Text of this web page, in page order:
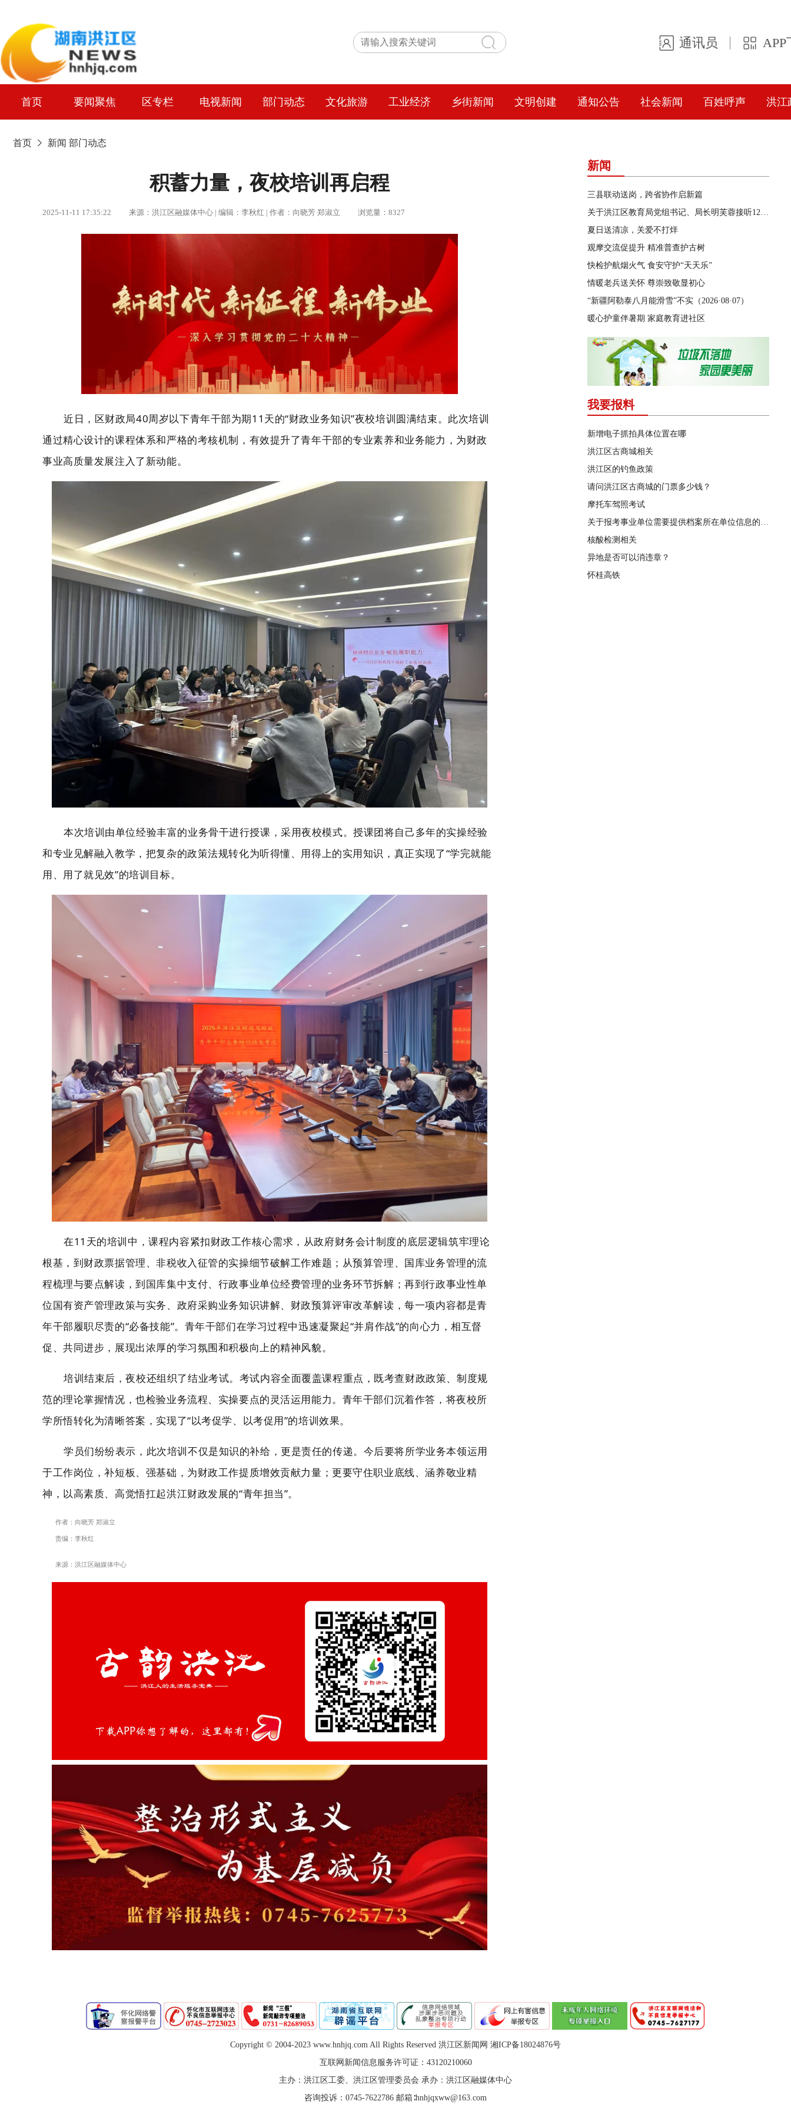
通讯员 APP
首页 要闻聚焦 区专栏 电视新闻 部门动态 文化旅游 工业经济 乡街新闻 文明创建 通知公告 社会新闻 百姓呼声 洪江
首页 新闻 部门动态
积蓄力量，夜校培训再启程
2025-11-11 17:35:22 来源：洪江区融媒体中心 | 编辑：李秋红 | 作者：向晓芳 郑淑立 浏览量：8327
近日，区财政局40周岁以下青年干部为期11天的“财政业务知识”夜校培训圆满结束。此次培训
通过精心设计的课程体系和严格的考核机制，有效提升了青年干部的专业素养和业务能力，为财政
事业高质量发展注入了新动能。
本次培训由单位经验丰富的业务骨干进行授课，采用夜校模式。授课团将自己多年的实操经验
和专业见解融入教学，把复杂的政策法规转化为听得懂、用得上的实用知识，真正实现了“学完就能
用、用了就见效”的培训目标。
在11天的培训中，课程内容紧扣财政工作核心需求，从政府财务会计制度的底层逻辑筑牢理论
根基，到财政票据管理、非税收入征管的实操细节破解工作难题；从预算管理、国库业务管理的流
程梳理与要点解读，到国库集中支付、行政事业单位经费管理的业务环节拆解；再到行政事业性单
位国有资产管理政策与实务、政府采购业务知识讲解、财政预算评审改革解读，每一项内容都是青
年干部履职尽责的“必备技能”。 青年干部们在学习过程中迅速凝聚起“并肩作战”的向心力，相互督
促、共同进步，展现出浓厚的学习氛围和积极向上的精神风貌。
培训结束后，夜校还组织了结业考试。考试内容全面覆盖课程重点，既考查财政政策、制度规
范的理论掌握情况，也检验业务流程、实操要点的灵活运用能力。青年干部们沉着作答，将夜校所
学所悟转化为清晰答案，实现了“以考促学、以考促用”的培训效果。
学员们纷纷表示，此次培训不仅是知识的补给，更是责任的传递。今后要将所学业务本领运用
于工作岗位，补短板、强基础，为财政工作提质增效贡献力量；更要守住职业底线、涵养敬业精
神，以高素质、高觉悟扛起洪江财政发展的“青年担当”。
作者：向晓芳 郑淑立
责编：李秋红
来源：洪江区融媒体中心
新闻
三县联动送岗，跨省协作启新篇
关于洪江区教育局党组书记、局长明芙蓉接听12345政务服务便民热线的公告
夏日送清凉，关爱不打烊
观摩交流促提升 精准普查护古树
快检护航烟火气 食安守护“天天乐”
情暖老兵送关怀 尊崇致敬显初心
“新疆阿勒泰八月能滑雪”不实（2026·08·07）
暖心护童伴暑期 家庭教育进社区
我要报料
新增电子抓拍具体位置在哪
洪江区古商城相关
洪江区的钓鱼政策
请问洪江区古商城的门票多少钱？
摩托车驾照考试
关于报考事业单位需要提供档案所在单位信息的问题
核酸检测相关
异地是否可以消违章？
怀桂高铁
Copyright © 2004-2023 www.hnhjq.com All Rights Reserved 洪江区新闻网 湘ICP备18024876号
互联网新闻信息服务许可证：43120210060
主办：洪江区工委、洪江区管理委员会 承办：洪江区融媒体中心
咨询投诉：0745-7622786 邮箱∶hnhjqxww@163.com